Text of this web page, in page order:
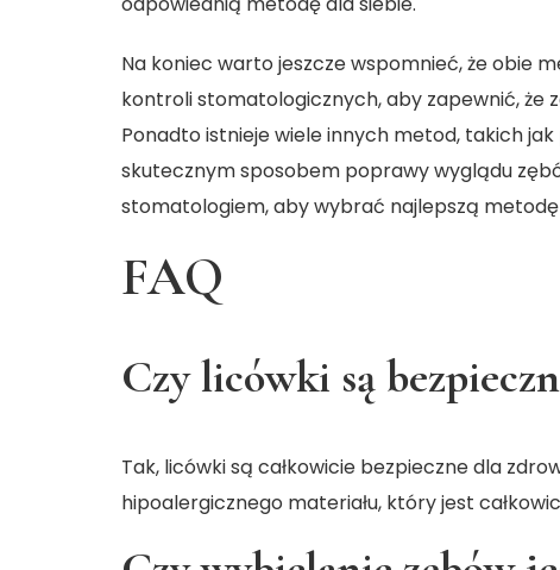
Na koniec warto jeszcze wspomnieć, że obie
kontroli stomatologicznych, aby zapewnić, że
Ponadto istnieje wiele innych metod, takich
skutecznym sposobem poprawy wyglądu
stomatologiem, aby wybrać najlepszą metodę
FAQ
Czy licówki są
Tak, licówki są całkowicie bezpieczne dla
hipoalergicznego materiału, który jest